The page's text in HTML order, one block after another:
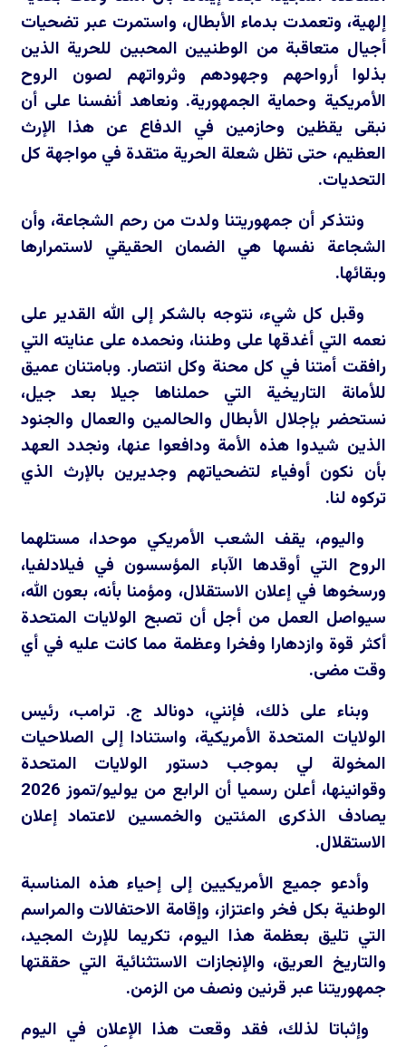
إلهية، وتعمدت بدماء الأبطال، واستمرت عبر تضحيات
أجيال متعاقبة من الوطنيين المحبين للحرية الذين
بذلوا أرواحهم وجهودهم وثرواتهم لصون الروح
الأمريكية وحماية الجمهورية. ونعاهد أنفسنا على أن
نبقى يقظين وحازمين في الدفاع عن هذا الإرث
العظيم، حتى تظل شعلة الحرية متقدة في مواجهة كل
التحديات.
ونتذكر أن جمهوريتنا ولدت من رحم الشجاعة، وأن
الشجاعة نفسها هي الضمان الحقيقي لاستمرارها
وبقائها.
وقبل كل شيء، نتوجه بالشكر إلى الله القدير على
نعمه التي أغدقها على وطننا، ونحمده على عنايته التي
رافقت أمتنا في كل محنة وكل انتصار. وبامتنان عميق
للأمانة التاريخية التي حملناها جيلا بعد جيل،
نستحضر بإجلال الأبطال والحالمين والعمال والجنود
الذين شيدوا هذه الأمة ودافعوا عنها، ونجدد العهد
بأن نكون أوفياء لتضحياتهم وجديرين بالإرث الذي
تركوه لنا.
واليوم، يقف الشعب الأمريكي موحدا، مستلهما
الروح التي أوقدها الآباء المؤسسون في فيلادلفيا،
ورسخوها في إعلان الاستقلال، ومؤمنا بأنه، بعون الله،
سيواصل العمل من أجل أن تصبح الولايات المتحدة
أكثر قوة وازدهارا وفخرا وعظمة مما كانت عليه في أي
وقت مضى.
وبناء على ذلك، فإنني، دونالد ج. ترامب، رئيس
الولايات المتحدة الأمريكية، واستنادا إلى الصلاحيات
المخولة لي بموجب دستور الولايات المتحدة
وقوانينها، أعلن رسميا أن الرابع من يوليو/تموز 2026
يصادف الذكرى المئتين والخمسين لاعتماد إعلان
الاستقلال.
وأدعو جميع الأمريكيين إلى إحياء هذه المناسبة
الوطنية بكل فخر واعتزاز، وإقامة الاحتفالات والمراسم
التي تليق بعظمة هذا اليوم، تكريما للإرث المجيد،
والتاريخ العريق، والإنجازات الاستثنائية التي حققتها
جمهوريتنا عبر قرنين ونصف من الزمن.
وإثباتا لذلك، فقد وقعت هذا الإعلان في اليوم